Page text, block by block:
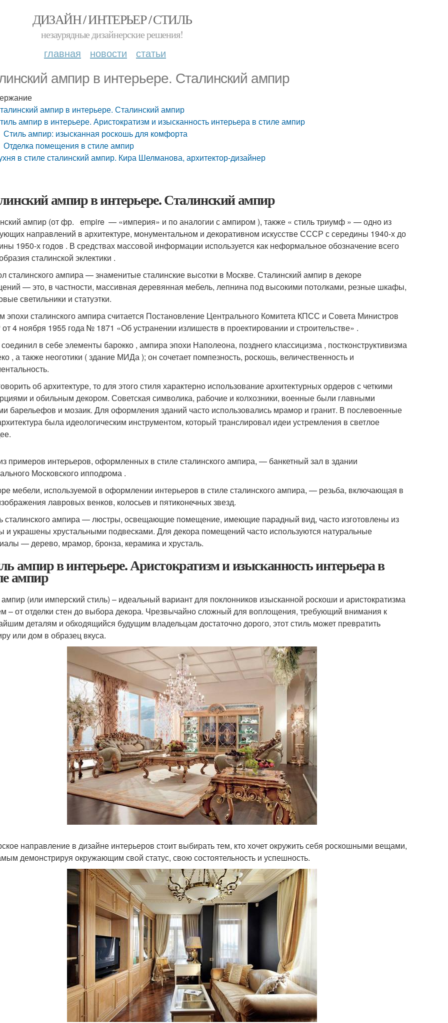
ДИЗАЙН / ИНТЕРЬЕР / СТИЛЬ
незаурядные дизайнерские решения!
главная новости статьи
ампир в интерьере. Сталинский ампир
ампир в интерьере. Сталинский ампир
ампир в интерьере. Аристократизм и изысканность интерьера в стиле ампир
Стиль ампир: изысканная роскошь для комфорта
Отделка помещения в стиле ампир
в стиле сталинский ампир. Кира Шелманова, архитектор-дизайнер
ампир в интерьере. Сталинский ампир
ампир (от фр. empire — «империя» и по аналогии с ампиром ), также « стиль триумф » — одно из
направлений в архитектуре, монументальном и декоративном искусстве СССР с середины 1940-х до
1950-х годов . В средствах массовой информации используется как неформальное обозначение всего
сталинской эклектики .
сталинского ампира — знаменитые сталинские высотки в Москве. Сталинский ампир в декоре
— это, в частности, массивная деревянная мебель, лепнина под высокими потолками, резные шкафы,
светильники и статуэтки.
эпохи сталинского ампира считается Постановление Центрального Комитета КПСС и Совета Министров
4 ноября 1955 года № 1871 «Об устранении излишеств в проектировании и строительстве» .
в себе элементы барокко , ампира эпохи Наполеона, позднего классицизма , постконструктивизма
, а также неоготики ( здание МИДа ); он сочетает помпезность, роскошь, величественность и
об архитектуре, то для этого стиля характерно использование архитектурных ордеров с четкими
и обильным декором. Советская символика, рабочие и колхозники, военные были главными
барельефов и мозаик. Для оформления зданий часто использовались мрамор и гранит. В послевоенные
была идеологическим инструментом, который транслировал идеи устремления в светлое
примеров интерьеров, оформленных в стиле сталинского ампира, — банкетный зал в здании
Московского ипподрома .
мебели, используемой в оформлении интерьеров в стиле сталинского ампира, — резьба, включающая в
лавровых венков, колосьев и пятиконечных звезд.
сталинского ампира — люстры, освещающие помещение, имеющие парадный вид, часто изготовлены из
и украшены хрустальными подвесками. Для декора помещений часто используются натуральные
— дерево, мрамор, бронза, керамика и хрусталь.
ампир в интерьере. Аристократизм и изысканность интерьера в
ампир
(или имперский стиль) – идеальный вариант для поклонников изысканной роскоши и аристократизма
– от отделки стен до выбора декора. Чрезвычайно сложный для воплощения, требующий внимания к
деталям и обходящийся будущим владельцам достаточно дорого, этот стиль может превратить
или дом в образец вкуса.
направление в дизайне интерьеров стоит выбирать тем, кто хочет окружить себя роскошными вещами,
демонстрируя окружающим свой статус, свою состоятельность и успешность.